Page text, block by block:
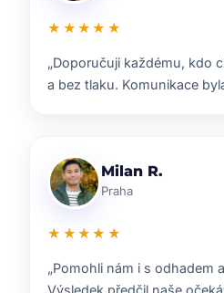
★★★★★
„Velmi příjemná
vysvětlili a vždy jsme věděli,
Ondřej S.
Liberec
★★★★★
„ZOO reality nám pomohli s
navazujícím hledáním